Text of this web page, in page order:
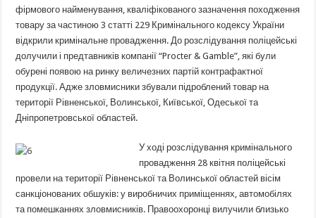
фірмового найменування, кваліфікованого зазначення походження
товару за частиною 3 статті 229 Кримінального кодексу України
відкрили кримінальне провадження. До розслідування поліцейські
долучили і предтавників компанії “Procter & Gamble”, які були
обурені появою на ринку величезних партій контрафактної
продукції. Адже зловмисники збували підроблений товар на
території Рівненської, Волинської, Київської, Одеської та
Дніпропетровської областей.
У ході розслідування кримінального
провадження 28 квітня поліцейські
провели на території Рівненської та Волинської областей вісім
санкціонованих обшуків: у виробничих приміщеннях, автомобілях
та помешканнях зловмисників. Правоохоронці вилучили близько